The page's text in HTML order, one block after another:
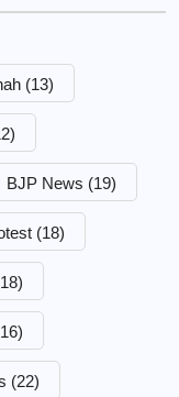
(13)
BJP News (19)
(18)
(22)